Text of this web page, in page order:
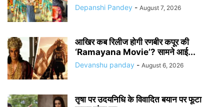
Depanshi Pandey - August 7, 2026
आखिर कब रिलीज होगी रणबीर कपूर की
‘Ramayana Movie’? सामने आई...
Devanshu panday - August 6, 2026
तृषा पर उदयनिधि के विवादित बयान पर फूटा